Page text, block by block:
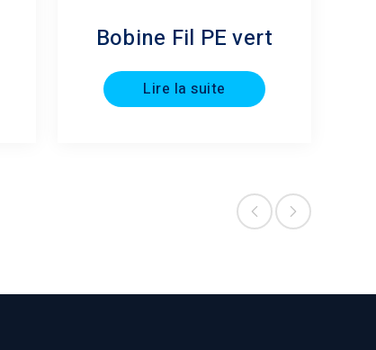
Bobine Fil PE vert
Lire la suite